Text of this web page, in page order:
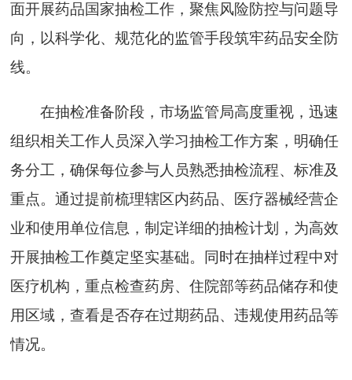
面开展药品国家抽检工作，聚焦风险防控与问题导
向，以科学化、规范化的监管手段筑牢药品安全防
线。
在抽检准备阶段，市场监管局高度重视，迅速
组织相关工作人员深入学习抽检工作方案，明确任
务分工，确保每位参与人员熟悉抽检流程、标准及
重点。通过提前梳理辖区内药品、医疗器械经营企
业和使用单位信息，制定详细的抽检计划，为高效
开展抽检工作奠定坚实基础。同时在抽样过程中对
医疗机构，重点检查药房、住院部等药品储存和使
用区域，查看是否存在过期药品、违规使用药品等
情况。